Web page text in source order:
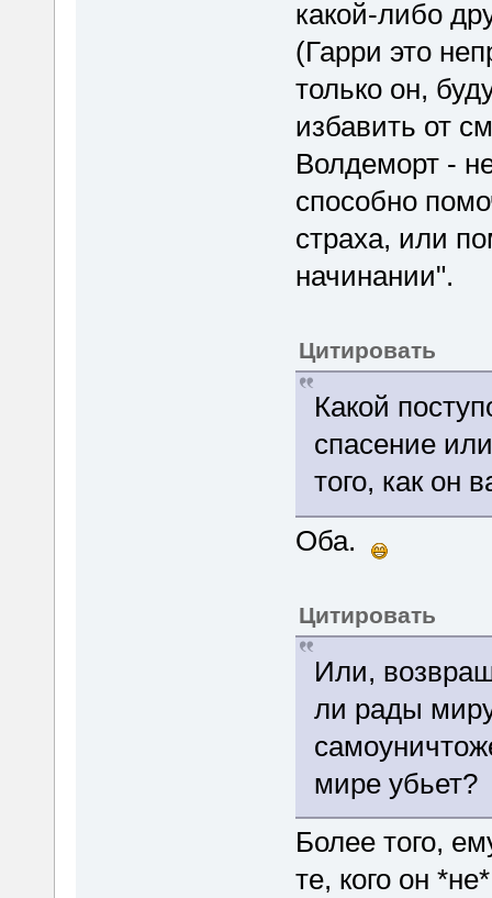
какой-либо
(Гарри это
только он,
избавить от
Волдеморт -
способно
страха, или
начинании".
Цитировать
Какой
спасение
того, как он
Оба.
Цитировать
Или,
ли рады
мире убьет?
Более того,
те, кого он